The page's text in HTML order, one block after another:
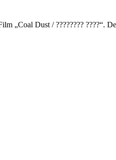
„Coal Dust / ???????? ????“.